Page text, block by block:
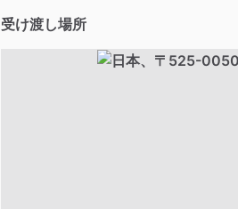
受け渡し場所